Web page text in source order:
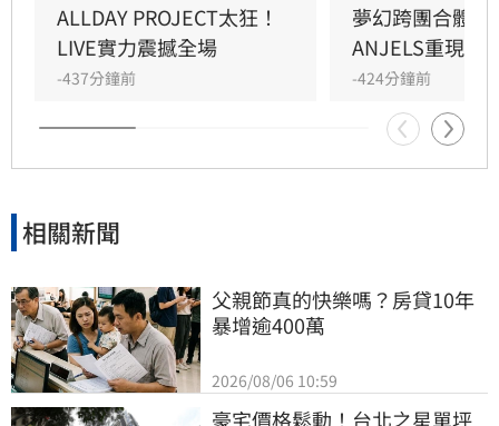
現招牌高難度刀群舞，將太郎的俐落Solo更引爆
全場尖叫。此外，團員們與粉絲的溫馨互動也成
為亮點，成燦的主持表現獲隊友與粉絲盛讚。
RIIZE以極具感染力的演出與自由奔放的化學反
應，成功將現場氣氛推向最高潮，再次證明新生
代男團的頂尖實力。
ALLDAY PROJECT太狂！
LIVE實力震撼全場
-437分鐘前
夢幻跨團合體！
ANJELS重現BP
-424分鐘前
相關新聞
父親節真的快樂嗎？房貸10年
暴增逾400萬
2026/08/06 10:59
豪宅價格鬆動！台北之星單坪